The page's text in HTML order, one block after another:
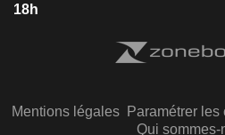
18h
Mentions légales Paramétrer les
Qui sommes-